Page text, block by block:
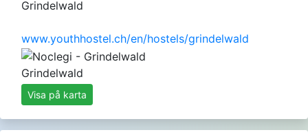
Grindelwald
www.youthhostel.ch/en/hostels/grindelwald
Grindelwald
Visa på karta